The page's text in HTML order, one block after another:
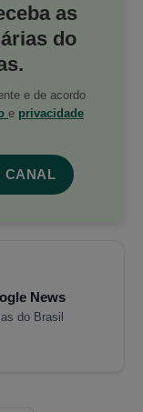
as
do
e de acordo
e privacidade
CANAL
News
do Brasil